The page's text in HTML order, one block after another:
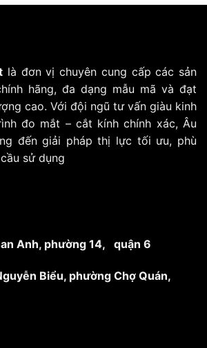
thể.
Các
tùy
chọn
có
thể
được
là đơn vị chuyên cung cấp các sản
hãng, đa dạng mẫu mã và đạt
cao. Với đội ngũ tư vấn giàu kinh
đo mắt – cắt kính chính xác, Âu
đến giải pháp thị lực tối ưu, phù
sử dụng
Anh, phường 14, quận 6
Biểu, phường Chợ Quán,